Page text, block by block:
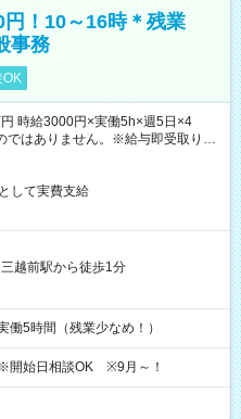
円！10～16時＊残業
事務
OK
時給3000円×実働5h×週5日×4
はありません。※給与即受取りサ
して実費支給
三越前駅から徒歩1分
5時間（残業少なめ！）
始日相談OK ※9月～！